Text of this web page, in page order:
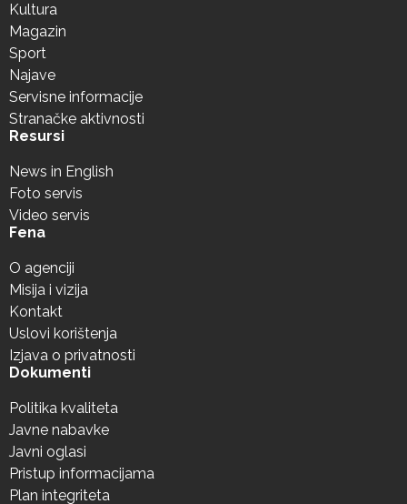
Kultura
Magazin
Sport
Najave
Servisne informacije
Stranačke aktivnosti
Resursi
News in English
Foto servis
Video servis
Fena
O agenciji
Misija i vizija
Kontakt
Uslovi korištenja
Izjava o privatnosti
Dokumenti
Politika kvaliteta
Javne nabavke
Javni oglasi
Pristup informacijama
Plan integriteta